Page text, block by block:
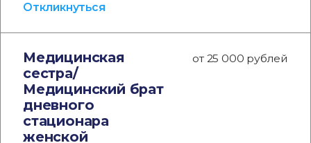
Откликнуться
Медицинская
сестра/
Медицинский брат
дневного
стационара
женской
от 25 000 рублей